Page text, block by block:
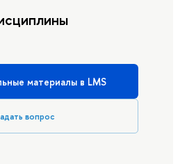
материалы в LMS
вопрос